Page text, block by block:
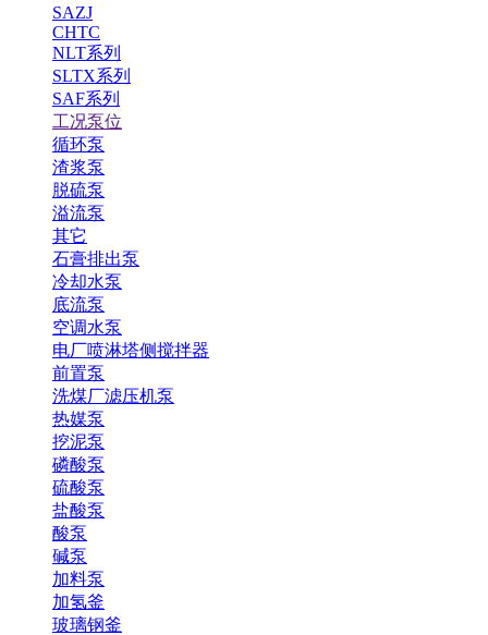
SAZJ
CHTC
NLT系列
SLTX系列
SAF系列
工况泵位
循环泵
渣浆泵
脱硫泵
溢流泵
其它
石膏排出泵
冷却水泵
底流泵
空调水泵
电厂喷淋塔侧搅拌器
前置泵
洗煤厂滤压机泵
热媒泵
挖泥泵
磷酸泵
硫酸泵
盐酸泵
酸泵
碱泵
加料泵
加氢釜
玻璃钢釜